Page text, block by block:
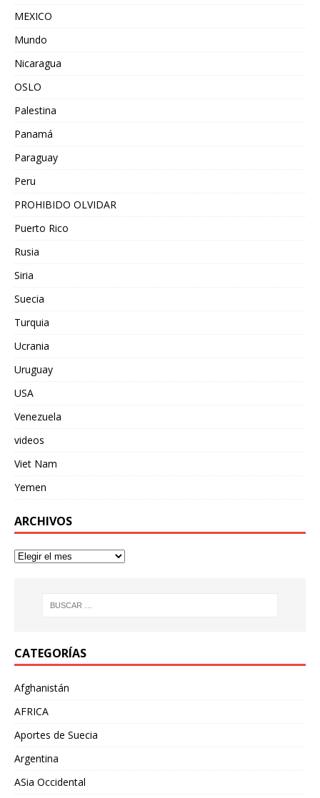
MEXICO
Mundo
Nicaragua
OSLO
Palestina
Panamá
Paraguay
Peru
PROHIBIDO OLVIDAR
Puerto Rico
Rusia
Siria
Suecia
Turquia
Ucrania
Uruguay
USA
Venezuela
videos
Viet Nam
Yemen
ARCHIVOS
CATEGORÍAS
Afghanistán
AFRICA
Aportes de Suecia
Argentina
ASia Occidental